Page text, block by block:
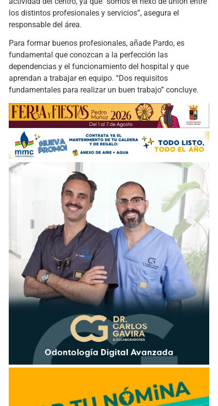
los distintos profesionales y servicios”, asegura el
responsable del área.
Para formar buenos profesionales, añade Pardo, es
fundamental que conozcan a la perfección las
dependencias y el funcionamiento del hospital y que
aprendan a trabajar en equipo. “Dos requisitos
fundamentales para realizar un buen trabajo” concluye.